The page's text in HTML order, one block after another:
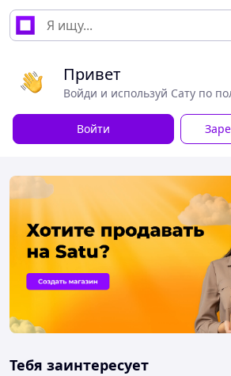
Привет
Войди и используй Сату по
Войти
Тебя заинтересует